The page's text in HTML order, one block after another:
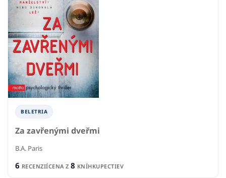
BELETRIA
Za zavřenými dveřmi
B.A. Paris
6 RECENZIÍCENA Z 8 KNÍHKUPECTIEV